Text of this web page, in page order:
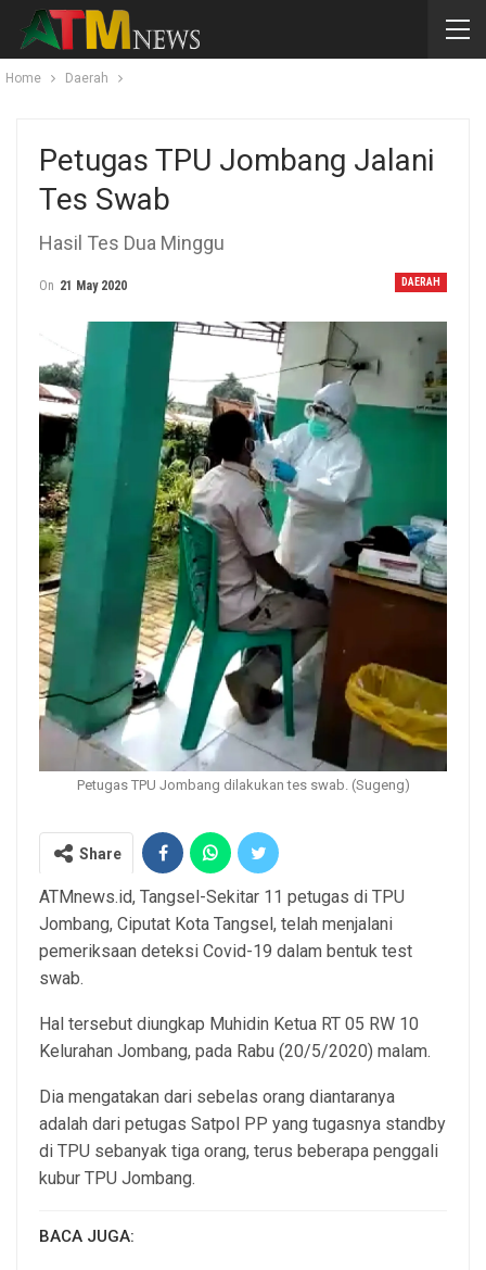
Home Daerah
Petugas TPU Jombang Jalani
Tes Swab
Hasil Tes Dua Minggu
DAERAH
On 21 May 2020
Petugas TPU Jombang dilakukan tes swab. (Sugeng)
Share
ATMnews.id, Tangsel-Sekitar 11 petugas di TPU
Jombang, Ciputat Kota Tangsel, telah menjalani
pemeriksaan deteksi Covid-19 dalam bentuk test
swab.
Hal tersebut diungkap Muhidin Ketua RT 05 RW 10
Kelurahan Jombang, pada Rabu (20/5/2020) malam.
Dia mengatakan dari sebelas orang diantaranya
adalah dari petugas Satpol PP yang tugasnya standby
di TPU sebanyak tiga orang, terus beberapa penggali
kubur TPU Jombang.
BACA JUGA: